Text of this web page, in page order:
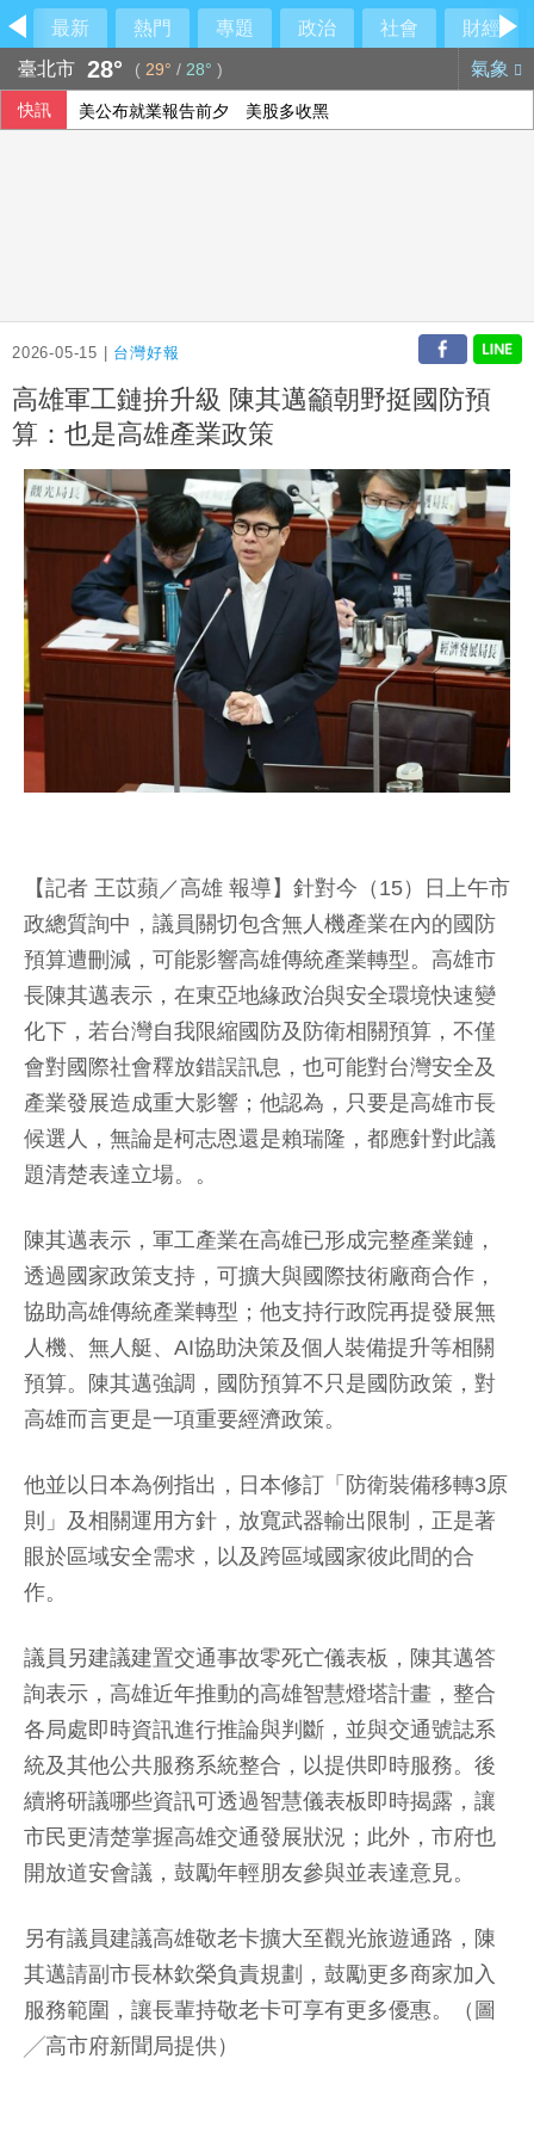
最新 熱門 專題 政治 社會
財經
臺北市 28° ( 29° / 28° ) 氣象
快訊 美公布就業報告前夕 美股多收黑
2026-05-15 | 台灣好報
高雄軍工鏈拚升級 陳其邁籲朝野挺國防預
算：也是高雄產業政策
【記者 王苡蘋／高雄 報導】針對今（15）日上午市
政總質詢中，議員關切包含無人機產業在內的國防
預算遭刪減，可能影響高雄傳統產業轉型。高雄市
長陳其邁表示，在東亞地緣政治與安全環境快速變
化下，若台灣自我限縮國防及防衛相關預算，不僅
會對國際社會釋放錯誤訊息，也可能對台灣安全及
產業發展造成重大影響；他認為，只要是高雄市長
候選人，無論是柯志恩還是賴瑞隆，都應針對此議
題清楚表達立場。。
陳其邁表示，軍工產業在高雄已形成完整產業鏈，
透過國家政策支持，可擴大與國際技術廠商合作，
協助高雄傳統產業轉型；他支持行政院再提發展無
人機、無人艇、AI協助決策及個人裝備提升等相關
預算。陳其邁強調，國防預算不只是國防政策，對
高雄而言更是一項重要經濟政策。
他並以日本為例指出，日本修訂「防衛裝備移轉3原
則」及相關運用方針，放寬武器輸出限制，正是著
眼於區域安全需求，以及跨區域國家彼此間的合
作。
議員另建議建置交通事故零死亡儀表板，陳其邁答
詢表示，高雄近年推動的高雄智慧燈塔計畫，整合
各局處即時資訊進行推論與判斷，並與交通號誌系
統及其他公共服務系統整合，以提供即時服務。後
續將研議哪些資訊可透過智慧儀表板即時揭露，讓
市民更清楚掌握高雄交通發展狀況；此外，市府也
開放道安會議，鼓勵年輕朋友參與並表達意見。
另有議員建議高雄敬老卡擴大至觀光旅遊通路，陳
其邁請副市長林欽榮負責規劃，鼓勵更多商家加入
服務範圍，讓長輩持敬老卡可享有更多優惠。（圖
╱高市府新聞局提供）